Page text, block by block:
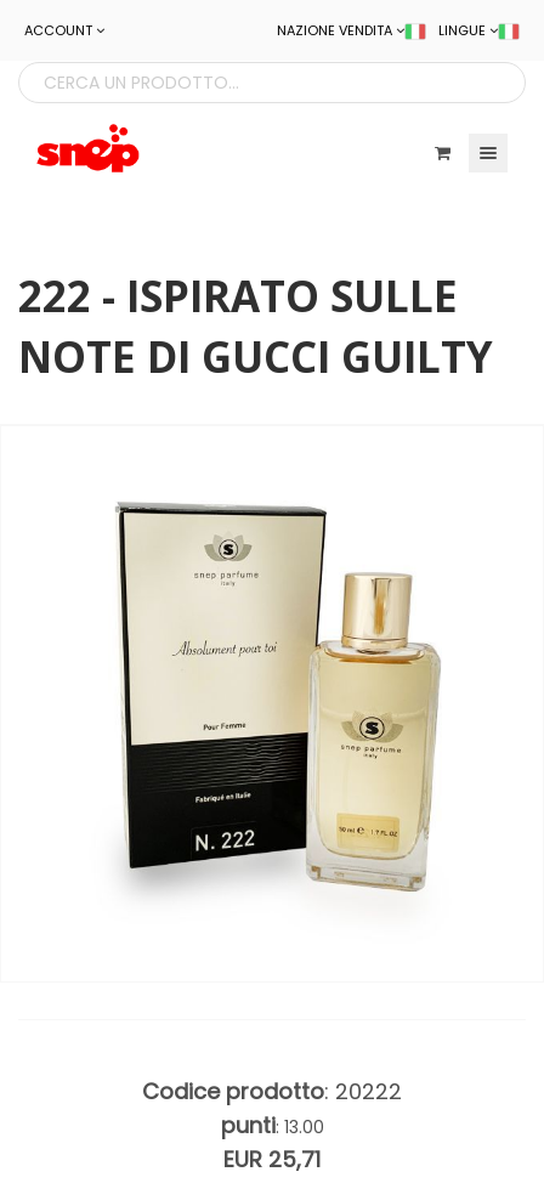
ACCOUNT LINGUE
NAZIONE VENDITA
222 - ISPIRATO SULLE
NOTE DI GUCCI GUILTY
Codice prodotto: 20222
punti: 13.00
EUR 25,71